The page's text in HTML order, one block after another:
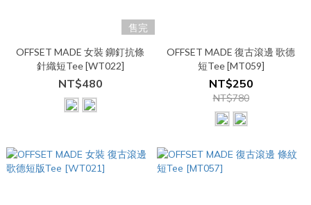
售完
OFFSET MADE 女裝 鉚釘抗條
針織短Tee [WT022]
NT$480
OFFSET MADE 復古滾邊 歌德
短Tee [MT059]
NT$250
NT$780